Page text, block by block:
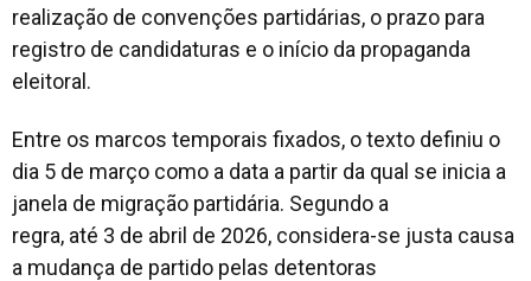
realização de convenções partidárias, o prazo para
registro de candidaturas e o início da propaganda
eleitoral.
Entre os marcos temporais fixados, o texto definiu o
dia 5 de março como a data a partir da qual se inicia a
janela de migração partidária. Segundo a
regra, até 3 de abril de 2026, considera-se justa causa
a mudança de partido pelas detentoras